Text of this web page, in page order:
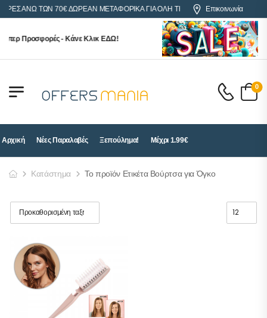
ΑΝΩ ΤΩΝ 70€ ΔΩΡΕΑΝ ΜΕΤΑΦΟΡΙΚΑ ΓΙΑ ΟΛΗ ΤΗΝ ΕΛΛΑΔΑΕπικοινωνία
Προσφορές - Κάνε Κλικ ΕΔΩ!
0
Αρχική Νέες Παραλαβές Ξεπούλημα! Μέχρι 1.99€
Κατάστημα Το προϊόν Ετικέτα Βούρτσα για Όγκο